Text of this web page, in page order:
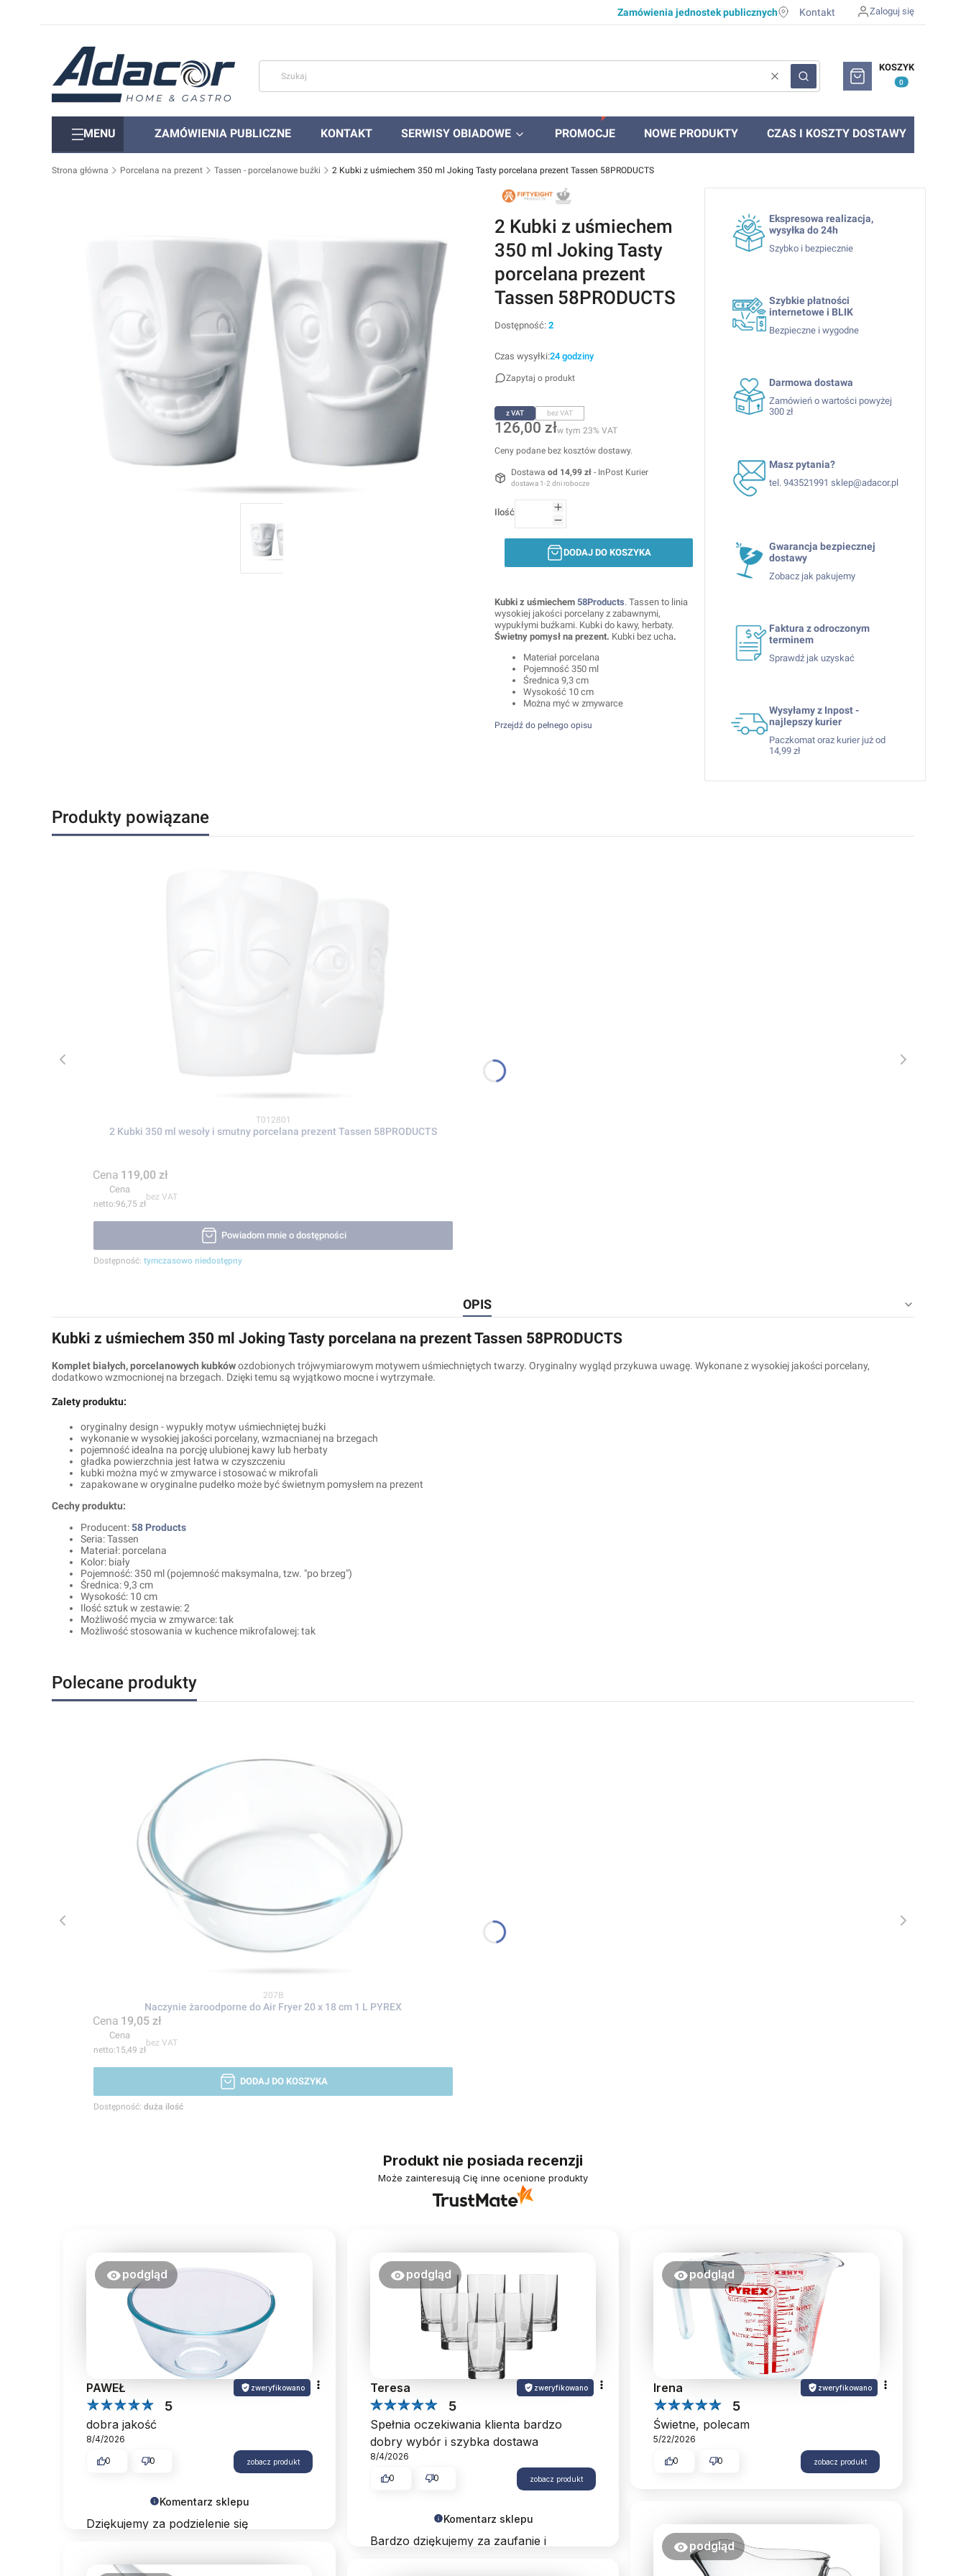
Zamówienia jednostek publicznych Kontakt Zaloguj się
WyczyśćSzukaj
Produkty w koszyku: 0.
KOSZYK
MENU ZAMÓWIENIA PUBLICZNE KONTAKT SERWISY OBIADOWE PROMOCJE NOWE PRODUKTY CZAS I KOSZTY DOSTAWY
Strona główna Porcelana na prezent Tassen - porcelanowe buźki 2 Kubki z uśmiechem 350 ml Joking Tasty porcelana prezent Tassen 58PRODUCTS
2 Kubki z uśmiechem
350 ml Joking Tasty
porcelana prezent
Tassen 58PRODUCTS
Dostępność: 2
Czas wysyłki:24 godziny
Zapytaj o produkt
z VAT bez VAT
Cena
126,00 złw tym 23% VAT
w tym 23% VAT
Ceny podane bez kosztów dostawy.
Dostawa od 14,99 zł - InPost Kurier
dostawa 1-2 dni robocze
Ilość
DODAJ DO KOSZYKA
Kubki z uśmiechem 58Products. Tassen to linia
wysokiej jakości porcelany z zabawnymi,
wypukłymi buźkami. Kubki do kawy, herbaty.
Świetny pomysł na prezent. Kubki bez ucha.
Materiał porcelana
Pojemność 350 ml
Średnica 9,3 cm
Wysokość 10 cm
Można myć w zmywarce
Przejdź do pełnego opisu
Ekspresowa realizacja,
wysyłka do 24h
Szybko i bezpiecznie
Szybkie płatności
internetowe i BLIK
Bezpieczne i wygodne
Darmowa dostawa
Zamówień o wartości powyżej
300 zł
Masz pytania?
tel. 943521991 sklep@adacor.pl
Gwarancja bezpiecznej
dostawy
Zobacz jak pakujemy
Faktura z odroczonym
terminem
Sprawdź jak uzyskać
Wysyłamy z Inpost -
najlepszy kurier
Paczkomat oraz kurier już od
14,99 zł
Produkty powiązane
Kod produktu
T012801
2 Kubki 350 ml wesoły i smutny porcelana prezent Tassen 58PRODUCTS
Cena 119,00 zł
Cena
96,75 zł
bez VAT
Powiadom mnie o dostępności
Dostępność: tymczasowo niedostępny
OPIS
Kubki z uśmiechem 350 ml Joking Tasty porcelana na prezent Tassen 58PRODUCTS
Komplet białych, porcelanowych kubkówozdobionych trójwymiarowym motywem uśmiechniętych twarzy. Oryginalny wygląd przykuwa uwagę. Wykonane z wysokiej jakości porcelany,
dodatkowo wzmocnionej na brzegach. Dzięki temu są wyjątkowo mocne i wytrzymałe.
Zalety produktu:
oryginalny design - wypukły motyw uśmiechniętej buźki
wykonanie w wysokiej jakości porcelany, wzmacnianej na brzegach
pojemność idealna na porcję ulubionej kawy lub herbaty
gładka powierzchnia jest łatwa w czyszczeniu
kubki można myć w zmywarce i stosować w mikrofali
zapakowane w oryginalne pudełko może być świetnym pomysłem na prezent
Cechy produktu:
Producent:58 Products
Seria: Tassen
Materiał: porcelana
Kolor: biały
Pojemność: 350 ml (pojemność maksymalna, tzw. "po brzeg")
Średnica: 9,3 cm
Wysokość: 10 cm
Ilość sztuk w zestawie: 2
Możliwość mycia w zmywarce: tak
Możliwość stosowania w kuchence mikrofalowej: tak
Polecane produkty
Kod produktu
207B
Naczynie żaroodporne do Air Fryer 20 x 18 cm 1 L PYREX
Cena 19,05 zł
Cena
15,49 zł
bez VAT
DODAJ DO KOSZYKA
Dostępność: duża ilość
Produkt nie posiada recenzji
Może zainteresują Cię inne ocenione produkty
Komentarz sklepu
Dziękujemy za podzielenie się
podgląd
PAWEŁ zweryfikowano
5
dobra jakość
8/4/2026
0 0 zobacz produkt
Komentarz sklepu
Bardzo dziękujemy za zaufanie i
podgląd
Teresa zweryfikowano
5
Spełnia oczekiwania klienta bardzo
dobry wybór i szybka dostawa
8/4/2026
0 0 zobacz produkt
podgląd
Irena zweryfikowano
5
Świetne, polecam
5/22/2026
0 0 zobacz produkt
podgląd